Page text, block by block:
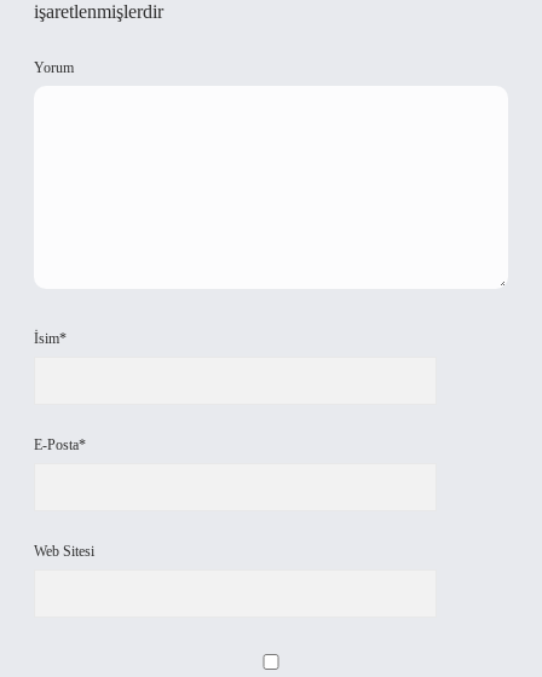
işaretlenmişlerdir
Yorum
İsim*
E-Posta*
Web Sitesi